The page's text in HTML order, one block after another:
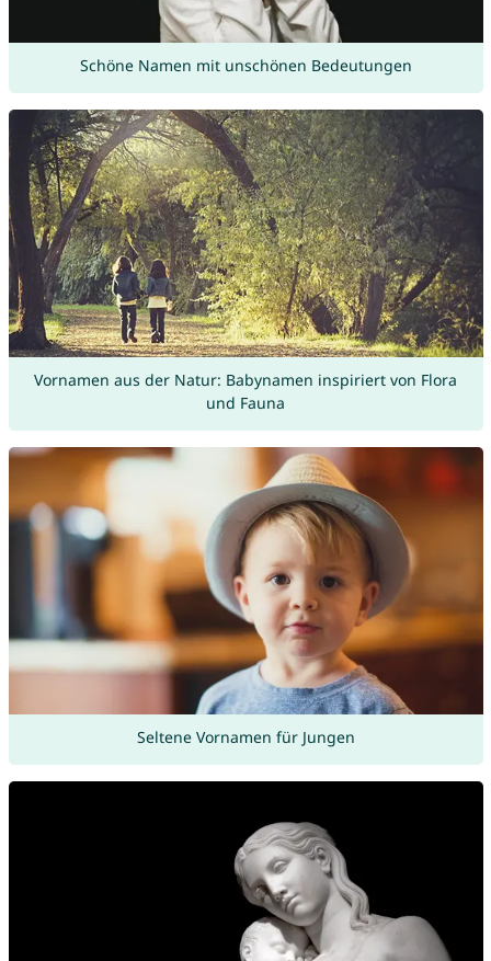
Schöne Namen mit unschönen Bedeutungen
Vornamen aus der Natur: Babynamen inspiriert von Flora
und Fauna
Seltene Vornamen für Jungen